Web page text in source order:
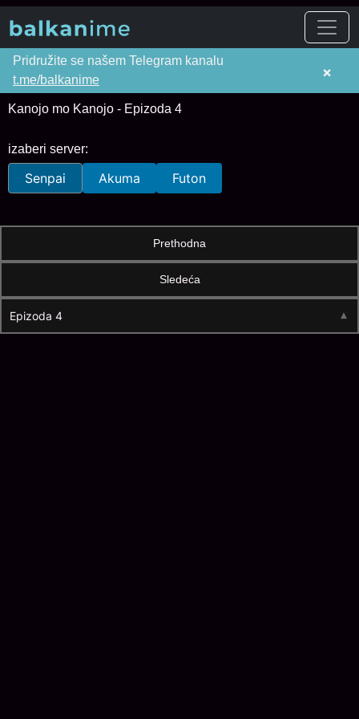
Pridružite se našem Telegram kanalu
t.me/balkanime
×
Kanojo mo Kanojo - Epizoda 4
izaberi server:
Senpai Akuma Futon
Prethodna
Sledeća